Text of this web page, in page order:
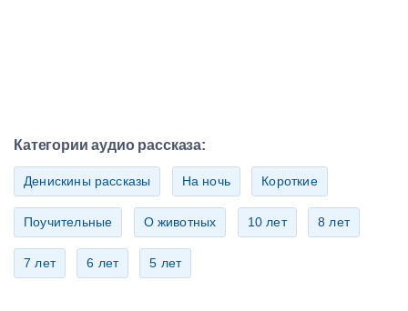
Категории аудио рассказа:
Денискины рассказы На ночь Короткие
Поучительные О животных 10 лет 8 лет
7 лет 6 лет 5 лет